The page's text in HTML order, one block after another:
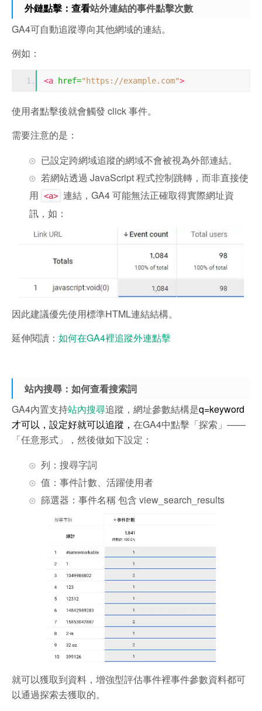
外鏈點擊：查看站外連結的事件點擊次數
GA4可自動追蹤導向其他網域的連結。
例如：
<a href="https://example.com">
使用者點擊後就會觸發 click 事件。
需要注意的是：
已設定跨網域追蹤的網域不會被視為外部連結。
若網站透過 JavaScript 程式控制跳轉，而非直接使
用
<a> 連結，GA4 可能無法正確取得實際網址資
訊，如：
因此建議優先使用標準HTML連結結構。
延伸閱讀： 如何在GA4裡追蹤外連點擊
站內搜尋：如何查看搜索詞
GA4內置支持站內搜尋追蹤，網址參數結構是q=keyword
才可以，設定好就可以追蹤， 在GA4中點擊「探索」——
「任意形式」，然後做如下設定：
列：搜尋字詞
值：事件計數、活躍使用者
篩選器：事件名稱 包含 view_search_results
就可以獲取到資料，增強型評估事件裡事件參數資料都可
以通過探索去獲取的。